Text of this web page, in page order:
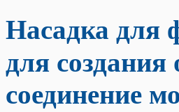
Насадка для
для
соединение